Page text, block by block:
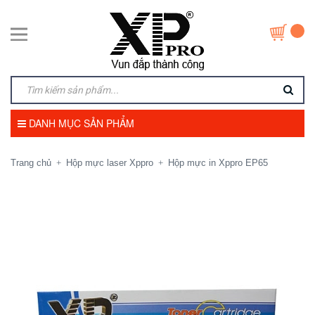
DANH MỤC SẢN PHẨM
Trang chủ + Hộp mực laser Xppro + Hộp mực in Xppro EP65